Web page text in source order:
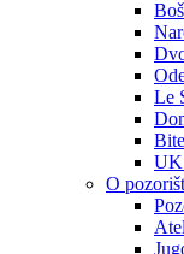
Le
UK
O